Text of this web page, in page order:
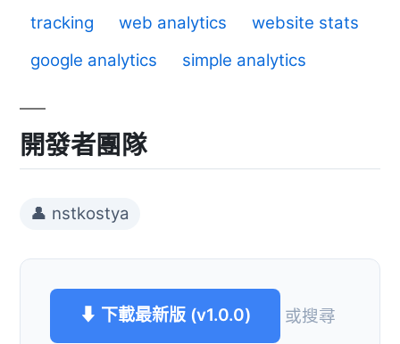
tracking web analytics
website stats
google analytics
simple analytics
開發者團隊
👤 nstkostya
⬇ 下載最新版 (v1.0.0)
或搜尋